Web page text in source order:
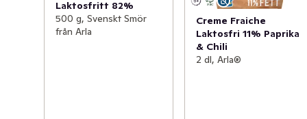
Laktosfritt 82%
500 g, Svenskt Smör
från Arla
Creme Fraiche
Laktosfri 11% Paprika
& Chili
2 dl, Arla®